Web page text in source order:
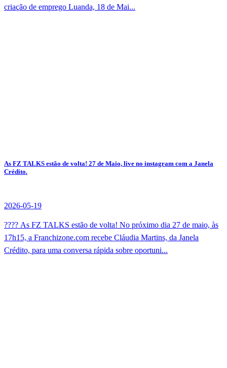
criação de emprego Luanda, 18 de Mai...
As FZ TALKS estão de volta! 27 de Maio, live no instagram com a Janela
Crédito.
2026-05-19
???? As FZ TALKS estão de volta! No próximo dia 27 de maio, às
17h15, a Franchizone.com recebe Cláudia Martins, da Janela
Crédito, para uma conversa rápida sobre oportuni...